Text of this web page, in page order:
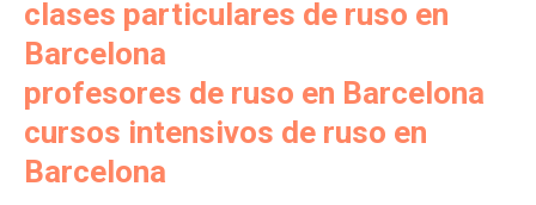
clases particulares de ruso en
Barcelona
profesores de ruso en Barcelona
cursos intensivos de ruso en
Barcelona